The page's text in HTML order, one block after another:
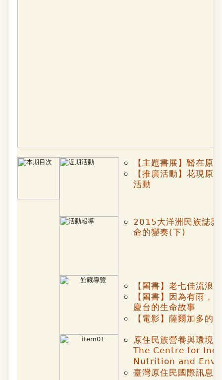
【主題書展】醫在原
【推廣活動】花現原
活動
2015大洋洲民族誌影
命的變奏(下)
【圖書】老七佳流浪
【圖書】因為有雨，
慶台的生命故事
【電影】薩爾加多的
原住民族營養與環境
The Centre for
Nutrition and
臺灣原住民國際訊息